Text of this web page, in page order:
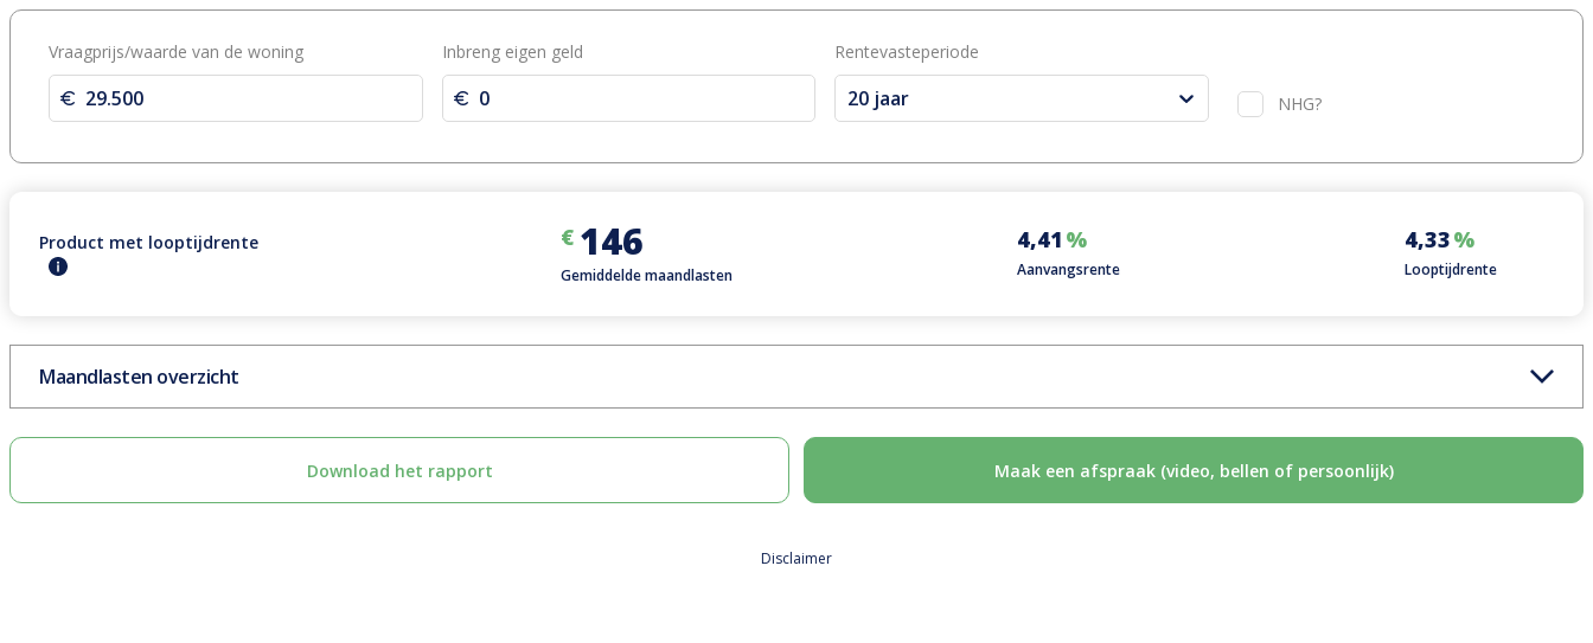
Vraagprijs/waarde van de woning Inbreng eigen geld Rentevasteperiode
20 jaar NHG?
Product met looptijdrente € 146
Gemiddelde maandlasten
4,41 %
Aanvangsrente
4,33%
Looptijdrente
Maandlasten overzicht
Download het rapport Maak een afspraak (video, bellen of persoonlijk)
Disclaimer